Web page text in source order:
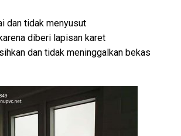
dan tidak menyusut
diberi lapisan karet
dan tidak meninggalkan bekas